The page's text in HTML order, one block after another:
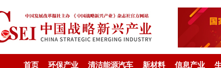
首页 环保产业 清洁能源汽车 新材料 信息产业